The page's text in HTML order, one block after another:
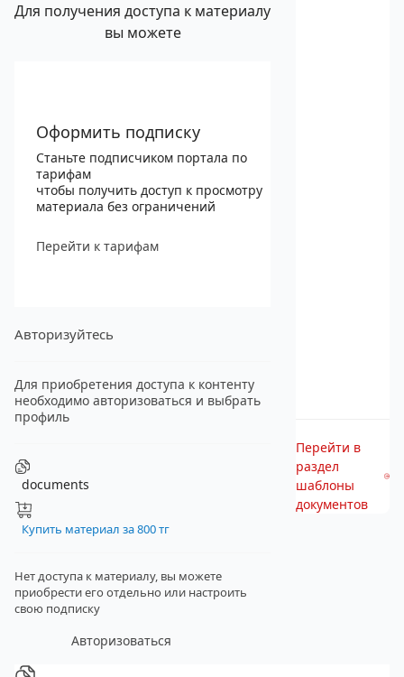
Для получения доступа к материалу
вы можете
Оформить подписку
Станьте подписчиком портала по
тарифам
чтобы получить доступ к просмотру
материала без ограничений
Перейти к тарифам
Авторизуйтесь
Для приобретения доступа к контенту
необходимо авторизоваться и выбрать
профиль
documents
Купить материал за 800 тг
Нет доступа к материалу, вы можете
приобрести его отдельно или настроить
свою подписку
Авторизоваться
Перейти в
раздел
шаблоны
документов